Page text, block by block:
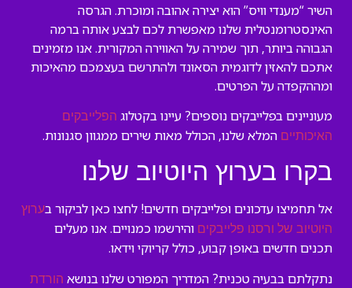
השיר “מענדי וויס” הוא יצירה אהובה ומוכרת. הגרסה
האינסטרומנטלית שלנו מאפשרת לכם לבצע אותה ברמה
הגבוהה ביותר, תוך שמירה על האווירה המקורית. אנו מזמינים
אתכם להאזין לדוגמית הסאונד ולהתרשם בעצמכם מהאיכות
ומההקפדה על הפרטים.
מעוניינים בפלייבקים נוספים? עיינו בקטלוג הפלייבקים
האיכותיים המלא שלנו, הכולל מאות שירים ממגוון סגנונות.
בקרו בערוץ היוטיוב שלנו
אל תחמיצו עדכונים ופלייבקים חדשים! לחצו כאן לביקור בערוץ
היוטיוב של ורסנו פלייבקים והירשמו כמנויים. אנו מעלים
תכנים חדשים באופן קבוע, כולל קריוקי וידאו.
נתקלתם בבעיה טכנית? המדריך המפורט שלנו בנושא הורדת